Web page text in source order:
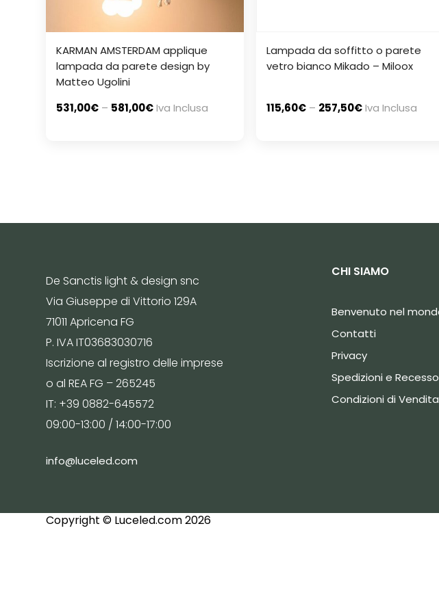
KARMAN AMSTERDAM applique
lampada da parete design by
Matteo Ugolini
531,00€ – 581,00€Iva Inclusa
Lampada da soffitto o parete
vetro bianco Mikado – Miloox
115,60€ – 257,50€Iva Inclusa
De Sanctis light & design snc
Via Giuseppe di Vittorio 129A
71011 Apricena FG
P. IVA IT03683030716
Iscrizione al registro delle imprese
o al REA FG – 265245
IT: +39 0882-645572
09:00-13:00 / 14:00-17:00
info@luceled.com
CHI SIAMO
Benvenuto nel
Contatti
Privacy
Spedizioni e Recesso
Condizioni di Vendita
Copyright © Luceled.com 2026